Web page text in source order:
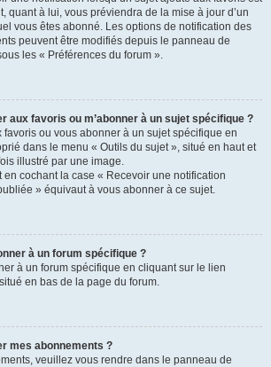
quant à lui, vous préviendra de la mise à jour d’un
vous êtes abonné. Les options de notification des
peuvent être modifiés depuis le panneau de
les « Préférences du forum ».
aux favoris ou m’abonner à un sujet spécifique ?
favoris ou vous abonner à un sujet spécifique en
dans le menu « Outils du sujet », situé en haut et
illustré par une image.
en cochant la case « Recevoir une notification
» équivaut à vous abonner à ce sujet.
à un forum spécifique ?
à un forum spécifique en cliquant sur le lien
en bas de la page du forum.
mes abonnements ?
veuillez vous rendre dans le panneau de